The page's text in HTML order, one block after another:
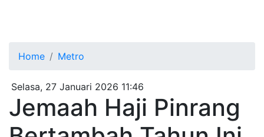
Home Metro
Selasa, 27 Januari 2026 11:46
Jemaah Haji Pinrang